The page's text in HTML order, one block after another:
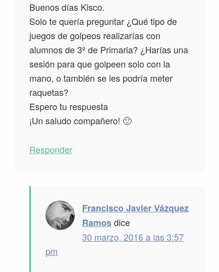
Buenos días Kisco.
Solo te quería preguntar ¿Qué tipo de
juegos de golpeos realizarías con
alumnos de 3º de Primaria? ¿Harías una
sesión para que golpeen solo con la
mano, o también se les podría meter
raquetas?
Espero tu respuesta
¡Un saludo compañero! 🙂
Responder
Francisco Javier Vázquez
Ramosdice
30 marzo, 2016 a las 3:57
pm